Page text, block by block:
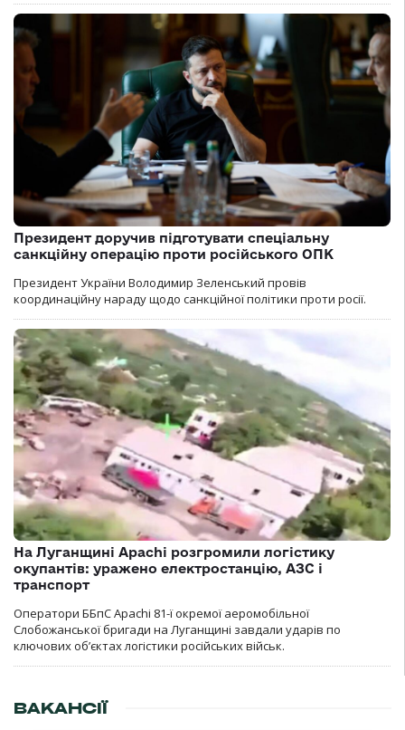
Президент доручив підготувати спеціальну
санкційну операцію проти російського ОПК
Президент України Володимир Зеленський провів
координаційну нараду щодо санкційної політики проти росії.
На Луганщині Apachi розгромили логістику
окупантів: уражено електростанцію, АЗС і
транспорт
Оператори ББпС Apachi 81-ї окремої аеромобільної
Слобожанської бригади на Луганщині завдали ударів по
ключових об’єктах логістики російських військ.
ВАКАНСІЇ